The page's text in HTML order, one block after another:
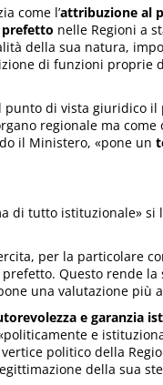
come l’attribuzione al
prefetto nelle Regioni a
della sua natura,
di funzioni proprie
punto di vista giuridico
regionale ma
il Ministero, «pone un
di tutto istituzionale» si
per la particolare
Questo rende
una valutazione più
e garanzia
e
politico della
della sua